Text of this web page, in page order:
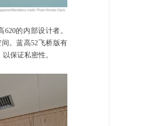
的内部设计者。
。蓝高52飞桥版有
保证私密性。